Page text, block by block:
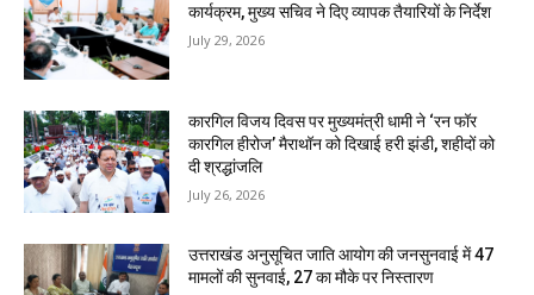
कार्यक्रम, मुख्य सचिव ने दिए व्यापक तैयारियों के निर्देश
July 29, 2026
कारगिल विजय दिवस पर मुख्यमंत्री धामी ने ‘रन फॉर
कारगिल हीरोज’ मैराथॉन को दिखाई हरी झंडी, शहीदों को
दी श्रद्धांजलि
July 26, 2026
उत्तराखंड अनुसूचित जाति आयोग की जनसुनवाई में 47
मामलों की सुनवाई, 27 का मौके पर निस्तारण